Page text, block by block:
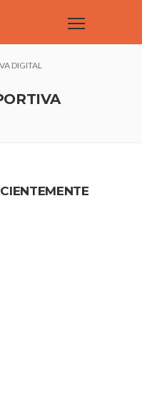
DIGITAL